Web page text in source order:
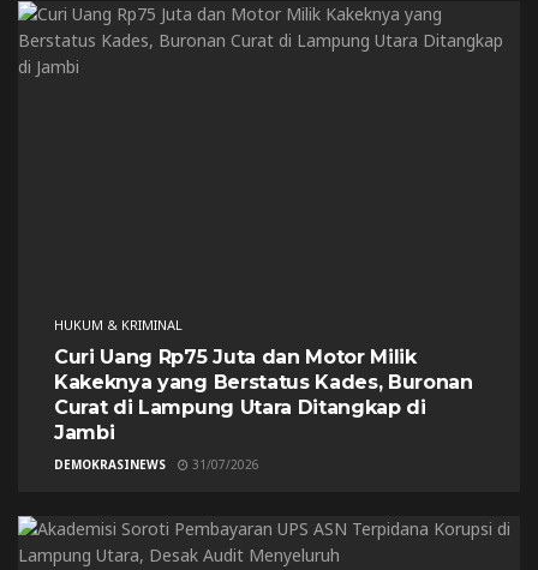
HUKUM & KRIMINAL
Curi Uang Rp75 Juta dan Motor Milik
Kakeknya yang Berstatus Kades, Buronan
Curat di Lampung Utara Ditangkap di
Jambi
DEMOKRASINEWS 31/07/2026